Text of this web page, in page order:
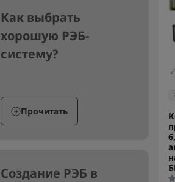
Как выбрать
хорошую РЭБ-
систему?
Прочитать
Создание РЭБ в